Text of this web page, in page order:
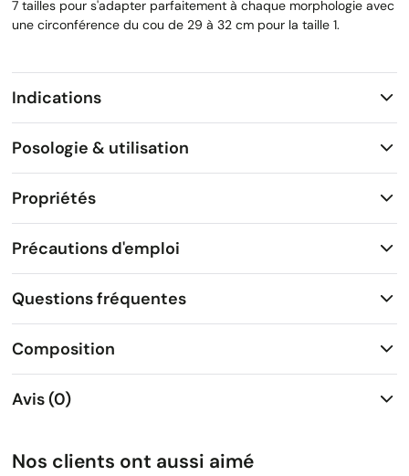
7 tailles pour s'adapter parfaitement à chaque morphologie avec
une circonférence du cou de 29 à 32 cm pour la taille 1.
Indications
Posologie & utilisation
Propriétés
Précautions d'emploi
Questions fréquentes
Composition
Avis (0)
Nos clients ont aussi aimé